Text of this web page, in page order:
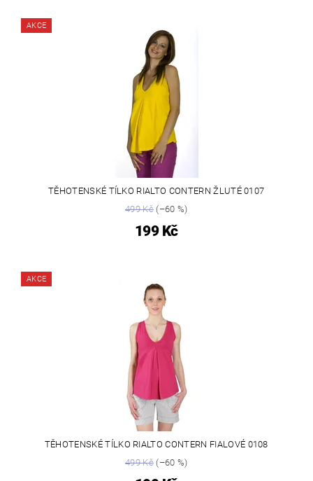
AKCE
TĚHOTENSKÉ TÍLKO RIALTO CONTERN ŽLUTÉ 0107
499 Kč(–60 %)
199 Kč
AKCE
TĚHOTENSKÉ TÍLKO RIALTO CONTERN FIALOVÉ 0108
499 Kč(–60 %)